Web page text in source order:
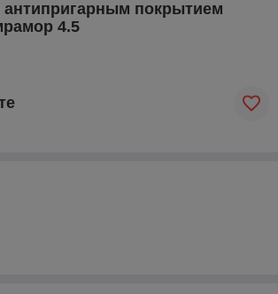
антипригарным покрытием
4.5